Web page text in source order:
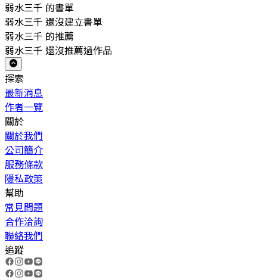
弱水三千 的書單
弱水三千 還沒建立書單
弱水三千 的推薦
弱水三千 還沒推薦過作品
探索
最新消息
作者一覽
關於
關於我們
公司簡介
服務條款
隱私政策
幫助
常見問題
合作洽詢
聯絡我們
追蹤